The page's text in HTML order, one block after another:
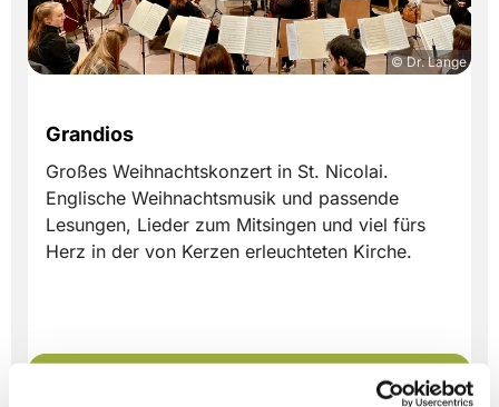
© Dr. Lange
Grandios
Großes Weihnachtskonzert in St. Nicolai.
Englische Weihnachtsmusik und passende
Lesungen, Lieder zum Mitsingen und viel fürs
Herz in der von Kerzen erleuchteten Kirche.